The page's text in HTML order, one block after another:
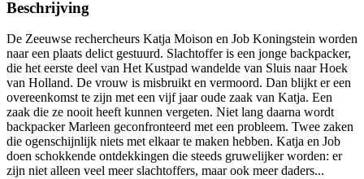
Beschrijving
De Zeeuwse rechercheurs Katja Moison en Job Koningstein worden
naar een plaats delict gestuurd. Slachtoffer is een jonge backpacker,
die het eerste deel van Het Kustpad wandelde van Sluis naar Hoek
van Holland. De vrouw is misbruikt en vermoord. Dan blijkt er een
overeenkomst te zijn met een vijf jaar oude zaak van Katja. Een
zaak die ze nooit heeft kunnen vergeten. Niet lang daarna wordt
backpacker Marleen geconfronteerd met een probleem. Twee zaken
die ogenschijnlijk niets met elkaar te maken hebben. Katja en Job
doen schokkende ontdekkingen die steeds gruwelijker worden: er
zijn niet alleen veel meer slachtoffers, maar ook meer daders...